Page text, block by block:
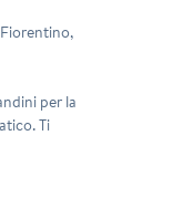
per la
Ti